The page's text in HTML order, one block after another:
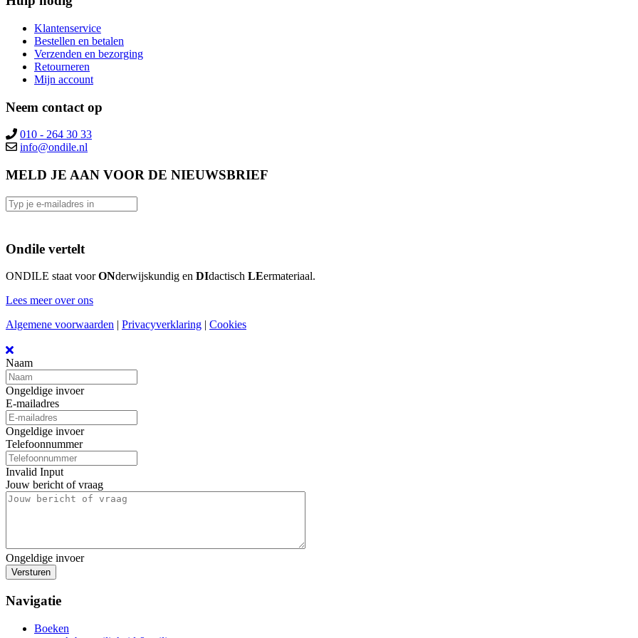
Klantenservice
Bestellen en betalen
Verzenden en bezorging
Retourneren
Mijn account
Neem contact op
010 - 264 30 33
MELD JE AAN VOOR DE NIEUWSBRIEF
Ondile vertelt
ONDILE staat voorONderwijskundig en DIdactisch LEermateriaal.
Lees meer over ons
Algemene voorwaarden
Privacyverklaring
Cookies
Naam
Ongeldige invoer
E-mailadres
Ongeldige invoer
Telefoonnummer
Invalid Input
Jouw bericht of vraag
Ongeldige invoer
Versturen
Navigatie
Boeken